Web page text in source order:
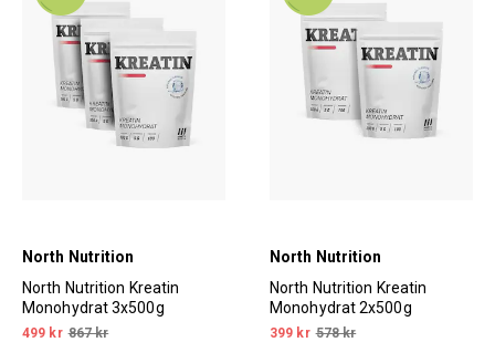
North Nutrition
North Nutrition Kreatin
Monohydrat 3x500g
499 kr 867 kr
North Nutrition
North Nutrition Kreatin
Monohydrat 2x500g
399 kr 578 kr